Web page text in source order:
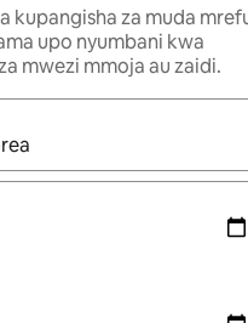
kupangisha za muda
upo nyumbani kwa
mwezi mmoja au zaidi.
vinjari kwa